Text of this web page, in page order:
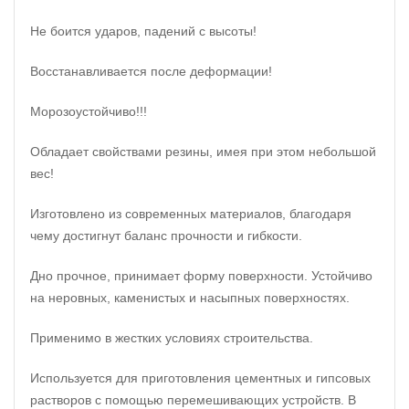
Не боится ударов, падений с высоты!
Восстанавливается после деформации!
Морозоустойчиво!!!
Обладает свойствами резины, имея при этом небольшой
вес!
Изготовлено из современных материалов, благодаря
чему достигнут баланс прочности и гибкости.
Дно прочное, принимает форму поверхности. Устойчиво
на неровных, каменистых и насыпных поверхностях.
Применимо в жестких условиях строительства.
Используется для приготовления цементных и гипсовых
растворов с помощью перемешивающих устройств. В